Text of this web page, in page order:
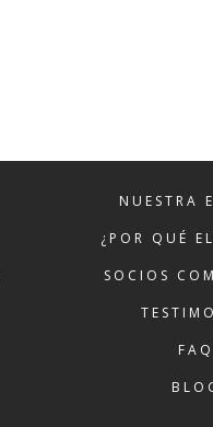
NUESTRA
¿POR QUÉ
SOCIOS